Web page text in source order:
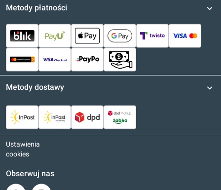
Metody płatności
Metody dostawy
Ustawienia
cookies
Obserwuj nas